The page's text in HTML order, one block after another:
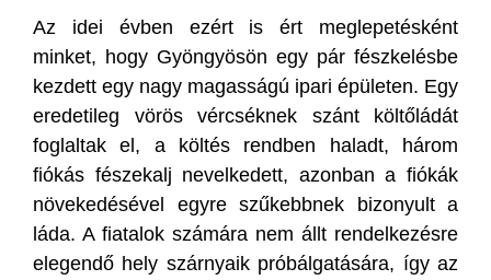
Az idei évben ezért is ért meglepetésként
minket, hogy Gyöngyösön egy pár fészkelésbe
kezdett egy nagy magasságú ipari épületen. Egy
eredetileg vörös vércséknek szánt költőládát
foglaltak el, a költés rendben haladt, három
fiókás fészekalj nevelkedett, azonban a fiókák
növekedésével egyre szűkebbnek bizonyult a
láda. A fiatalok számára nem állt rendelkezésre
elegendő hely szárnyaik próbálgatására, így az